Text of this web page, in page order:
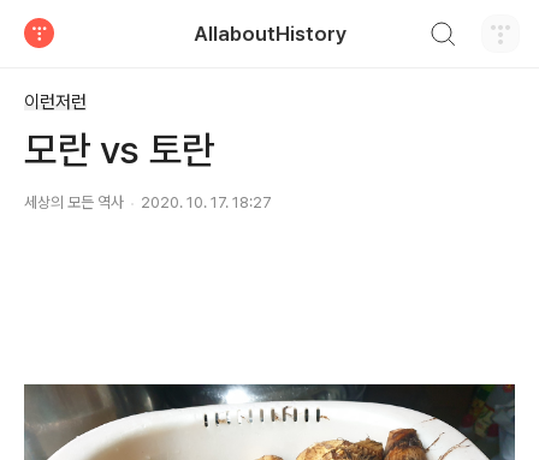
AllaboutHistory
이런저런
모란 vs 토란
세상의 모든 역사 2020. 10. 17. 18:27